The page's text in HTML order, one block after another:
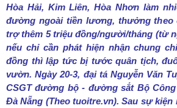
Hòa Hải, Kim Liên, Hòa Nhơn làm
đường ngoài tiền lương, thưởng theo
trợ thêm 5 triệu đồng/người/tháng (từ
nếu chỉ cần phát hiện nhận chung
đồng thì lập tức bị tước quân tịch,
vườn. Ngày 20-3, đại tá Nguyễn Văn
CSGT đường bộ - đường sắt Bộ
Đà Nẵng (Theo tuoitre.vn). Sau sự kiện